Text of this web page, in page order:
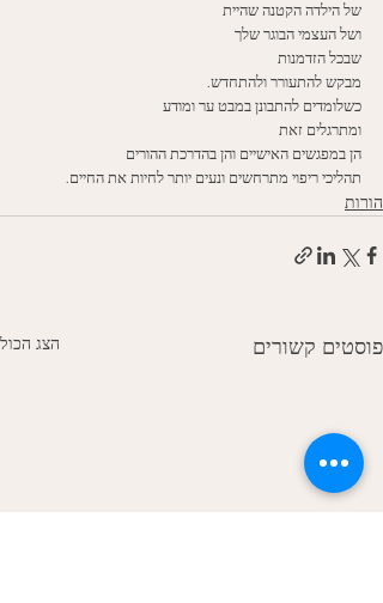
של הילדה הקטנה שהיית
ושל העצמי הבוגר שלך
שבכל הזדמנות
מבקש להתעורר ולהתחדש.
כשלומדים להתבונן במבט ער ומודע
ומתרגלים זאת
הן במפגשים האישיים והן בהדרכת ההורים
תהליכי ריפוי מתרחשים ונעים יותר לחיות את החיים.
הורות
פוסטים קשורים הצג הכול